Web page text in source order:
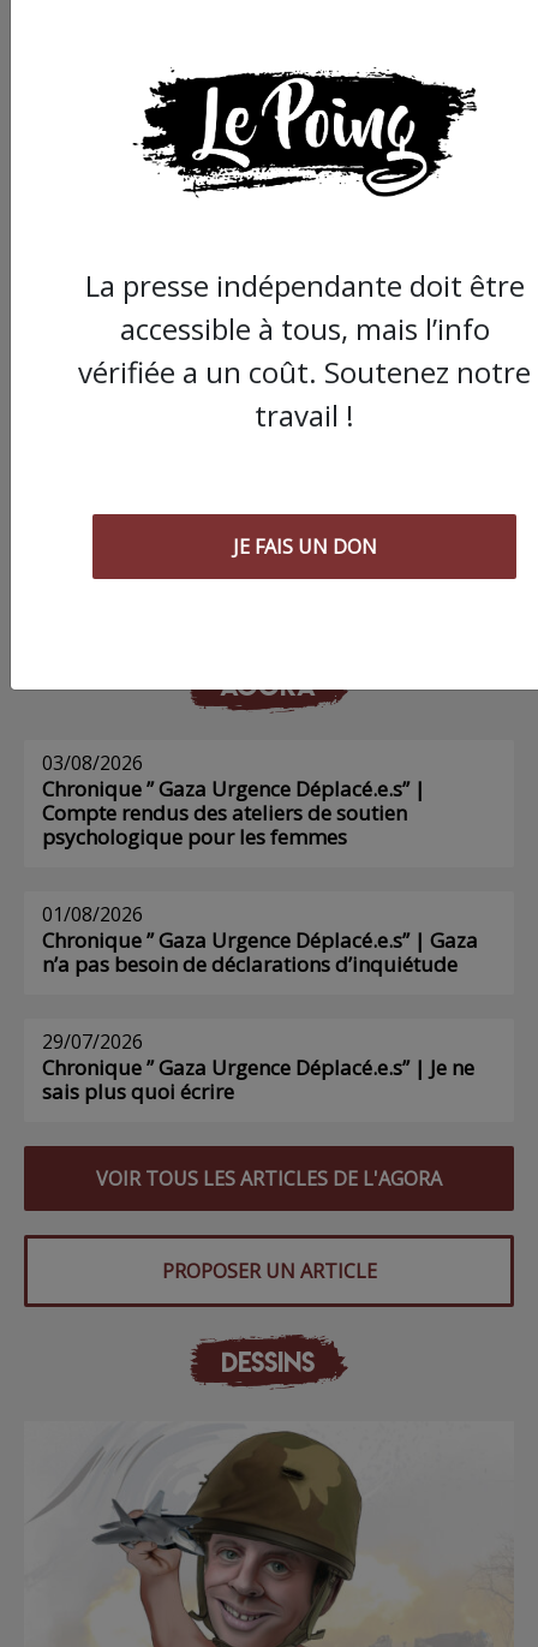
Poing !
AGORA
03/08/2026
Chronique ” Gaza Urgence Déplacé.e.s” |
Compte rendus des ateliers de soutien
psychologique pour les femmes
01/08/2026
Chronique ” Gaza Urgence Déplacé.e.s” | Gaza
n’a pas besoin de déclarations d’inquiétude
29/07/2026
Chronique ” Gaza Urgence Déplacé.e.s” | Je ne
sais plus quoi écrire
VOIR TOUS LES ARTICLES DE L'AGORA
PROPOSER UN ARTICLE
DESSINS
La presse indépendante doit être
accessible à tous, mais l’info
vérifiée a un coût. Soutenez notre
travail !
JE FAIS UN DON